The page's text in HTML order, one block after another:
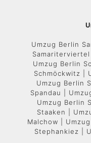
Umzug Berlin
Umzug Berlin
Schmöckwitz |
Umzug Berlin
Spandau |
Umzug Berlin
Staaken |
Malchow |
Stephankiez |